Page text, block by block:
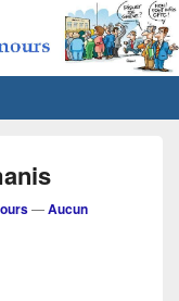
Limours
—Aucun